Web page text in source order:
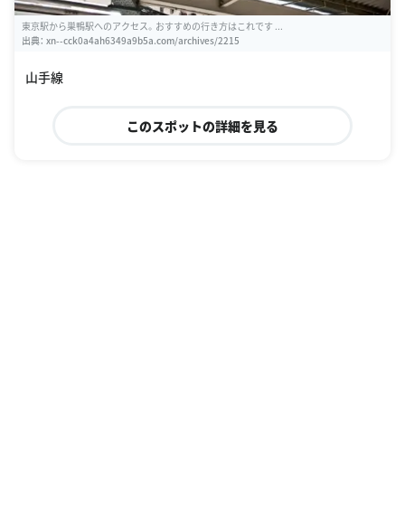
東京駅から巣鴨駅へのアクセス。おすすめの行き方はこれです ...
出典： xn--cck0a4ah6349a9b5a.com/archives/2215
山手線
このスポットの詳細を見る